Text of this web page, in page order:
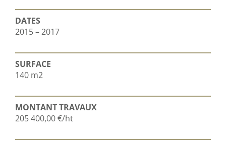
DATES
2015 – 2017
SURFACE
140 m2
MONTANT TRAVAUX
205 400,00 €/ht